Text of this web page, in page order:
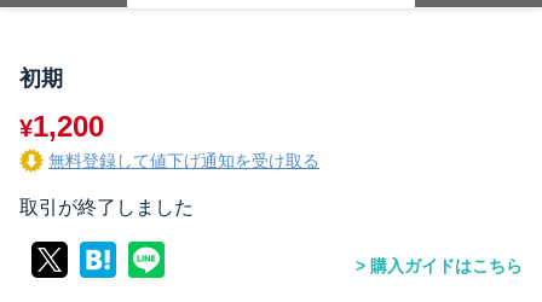
初期
¥1,200
無料登録して値下げ通知を受け取る
取引が終了しました
購入ガイドはこちら